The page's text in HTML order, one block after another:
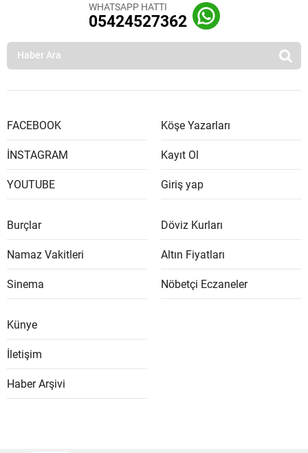
WHATSAPP HATTI
05424527362
FACEBOOK
İNSTAGRAM
YOUTUBE
Köşe Yazarları
Kayıt Ol
Giriş yap
Burçlar
Namaz Vakitleri
Sinema
Döviz Kurları
Altın Fiyatları
Nöbetçi Eczaneler
Künye
İletişim
Haber Arşivi